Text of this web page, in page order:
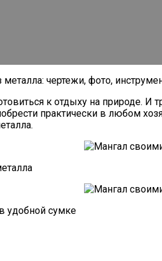
к отдыху на природе.
практически в любом
удобной сумке